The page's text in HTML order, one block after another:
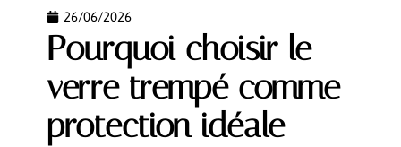
26/06/2026
Pourquoi choisir le
verre trempé comme
protection idéale